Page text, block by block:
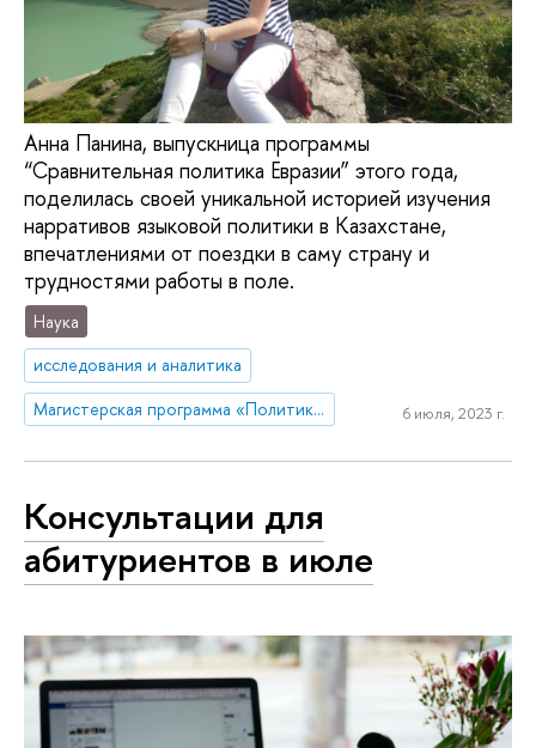
Анна Панина, выпускница программы
“Сравнительная политика Евразии” этого года,
поделилась своей уникальной историей изучения
нарративов языковой политики в Казахстане,
впечатлениями от поездки в саму страну и
трудностями работы в поле.
Наука
исследования и аналитика
Магистерская программа «Политика и глобальное управление в Евразии»
6 июля, 2023 г.
Консультации для
абитуриентов в июле